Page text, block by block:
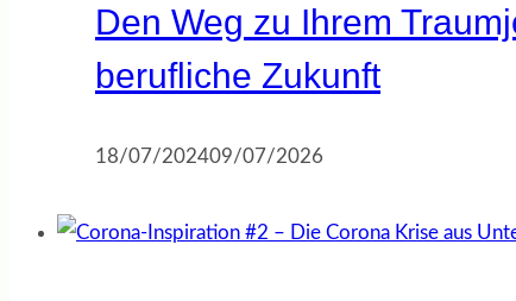
Den Weg zu Ihrem
berufliche Zukunft
18/07/202409/07/2026